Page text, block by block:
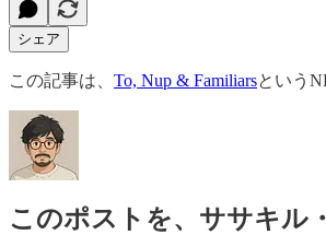
シェア
この記事は、 To, Nup & Familiarsという
このポストを、ササキル